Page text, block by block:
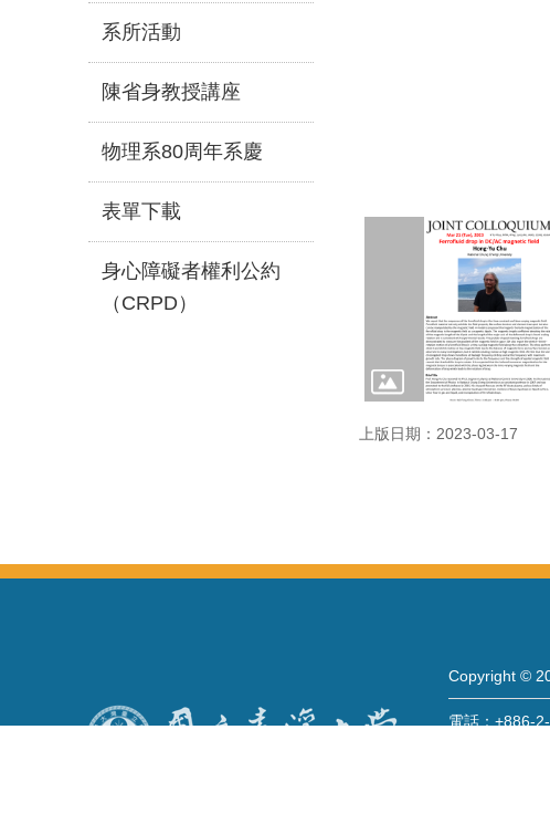
系所活動
陳省身教授講座
物理系80周年系慶
表單下載
身心障礙者權利公約
（CRPD）
上版日期：2023-03-17
Copyright ©
電話：+886-